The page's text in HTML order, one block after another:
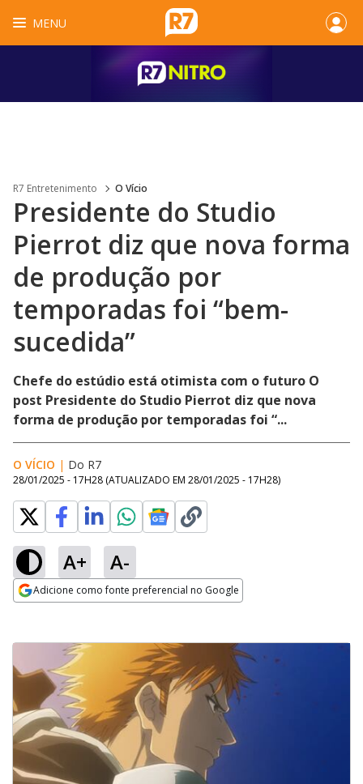
MENU
R7 Entretenimento O Vício
Presidente do Studio
Pierrot diz que nova forma
de produção por
temporadas foi “bem-
sucedida”
Chefe do estúdio está otimista com o futuro O
post Presidente do Studio Pierrot diz que nova
forma de produção por temporadas foi “...
O VÍCIO | Do R7
28/01/2025 - 17H28 (ATUALIZADO EM 28/01/2025 - 17H28)
A+ A-
Adicione como fonte preferencial no Google